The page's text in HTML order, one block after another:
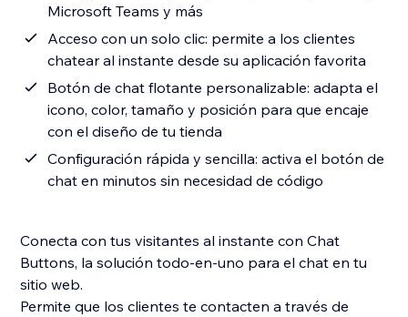
Microsoft Teams y más
Acceso con un solo clic: permite a los clientes
chatear al instante desde su aplicación favorita
Botón de chat flotante personalizable: adapta el
icono, color, tamaño y posición para que encaje
con el diseño de tu tienda
Configuración rápida y sencilla: activa el botón de
chat en minutos sin necesidad de código
Conecta con tus visitantes al instante con Chat
Buttons, la solución todo-en-uno para el chat en tu
sitio web.
Permite que los clientes te contacten a través de